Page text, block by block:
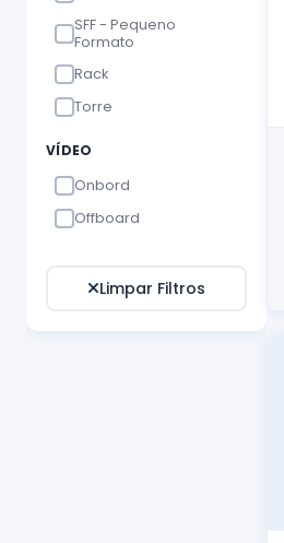
SFF - Pequeno
Formato
Rack
Torre
VÍDEO
Onbord
Offboard
Limpar Filtros